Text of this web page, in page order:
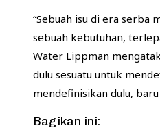
“Sebuah isu di era serba
sebuah kebutuhan,
Water Lippman
dulu sesuatu untuk
mendefinisikan dulu, baru
Bagikan ini: